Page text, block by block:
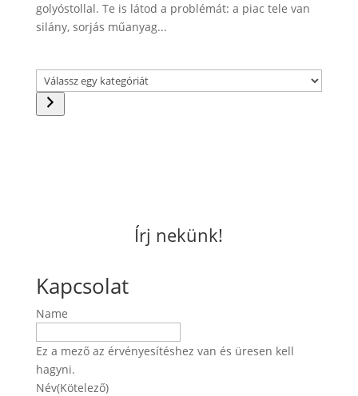
golyóstollal. Te is látod a problémát: a piac tele van
silány, sorjás műanyag...
Válassz
egy
kategóriát
Írj nekünk!
Kapcsolat
Name
Ez a mező az érvényesítéshez van és üresen kell
hagyni.
Név(Kötelező)